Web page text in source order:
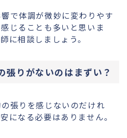
で体調が微妙に変わりやす
じることも多いと思いま
に相談しましょう。
張りがないのはまずい？
張りを感じないのだけれ
になる必要はありません。